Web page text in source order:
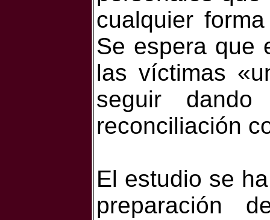
cualquier
Se espera que
las víctimas
seguir
reconciliación
El estudio se
preparación